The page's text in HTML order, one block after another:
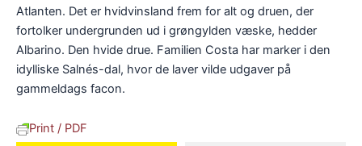
Atlanten. Det er hvidvinsland frem for alt og druen, der
fortolker undergrunden ud i grøngylden væske, hedder
Albarino. Den hvide drue. Familien Costa har marker i den
idylliske Salnés-dal, hvor de laver vilde udgaver på
gammeldags facon.
Print / PDF